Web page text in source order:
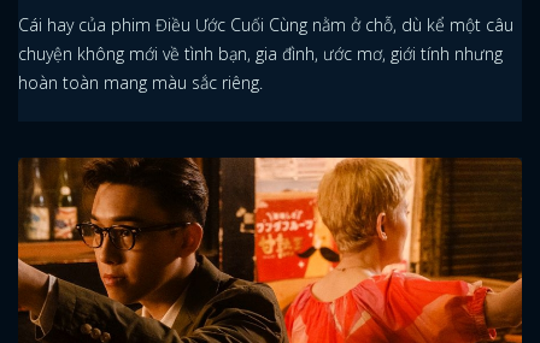
Cái hay của phim Điều Ước Cuối Cùng nằm ở chỗ, dù kể một câu
chuyện không mới về tình bạn, gia đình, ước mơ, giới tính nhưng
hoàn toàn mang màu sắc riêng.